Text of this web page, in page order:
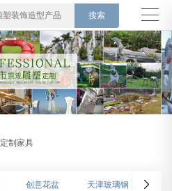
定制家具
创意花盆 天津玻璃钢